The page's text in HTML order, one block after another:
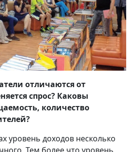
отличаются от
спрос? Каковы
количество
уровень доходов несколько